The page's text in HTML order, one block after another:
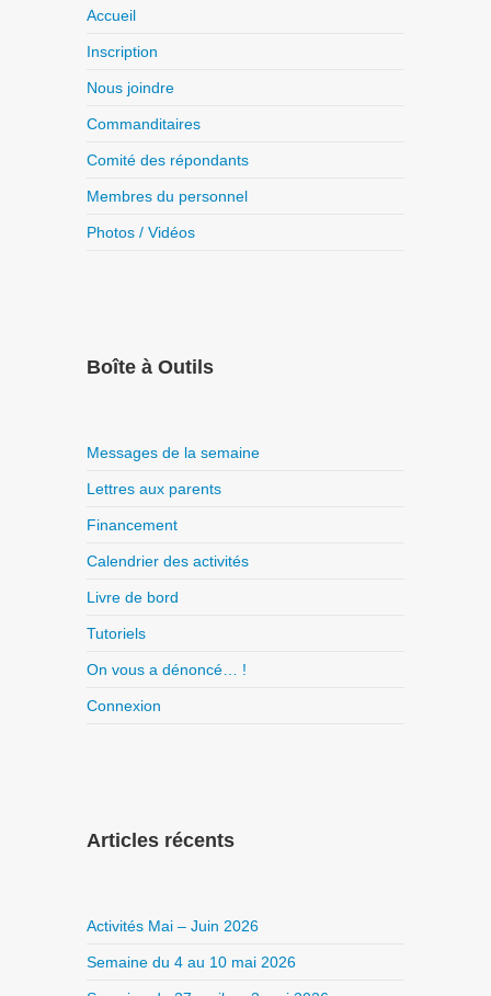
Accueil
Inscription
Nous joindre
Commanditaires
Comité des répondants
Membres du personnel
Photos / Vidéos
Boîte à Outils
Messages de la semaine
Lettres aux parents
Financement
Calendrier des activités
Livre de bord
Tutoriels
On vous a dénoncé… !
Connexion
Articles récents
Activités Mai – Juin 2026
Semaine du 4 au 10 mai 2026